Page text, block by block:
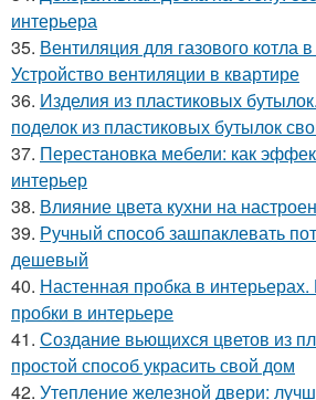
интерьера
35. Вентиляция для газового котла
Устройство вентиляции в квартире
36. Изделия из пластиковых
поделок из пластиковых бутылок
37. Перестановка мебели: как
интерьер
38. Влияние цвета кухни на
39. Ручный способ зашпаклевать
дешевый
40. Настенная пробка в
пробки в интерьере
41. Создание вьющихся цветов из
простой способ украсить свой дом
42. Утепление железной двери: